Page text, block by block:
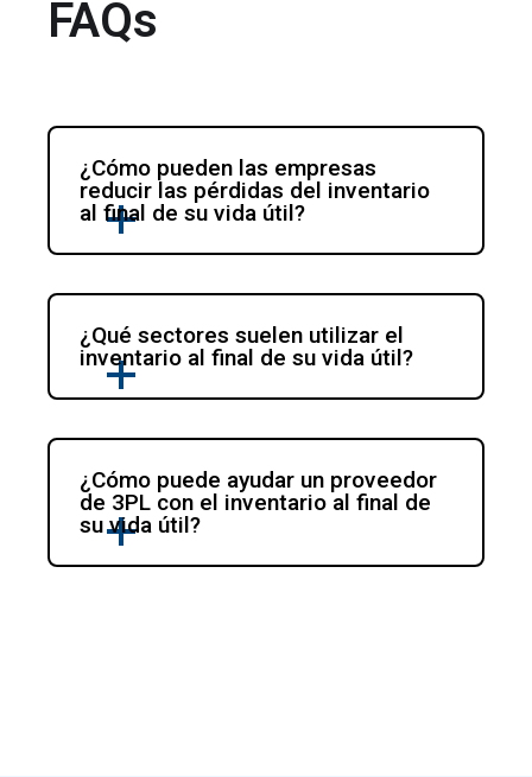
FAQs
¿Cómo pueden las empresas
reducir las pérdidas del inventario
al final de su vida útil?
¿Qué sectores suelen utilizar el
inventario al final de su vida útil?
¿Cómo puede ayudar un proveedor
de 3PL con el inventario al final de
su vida útil?